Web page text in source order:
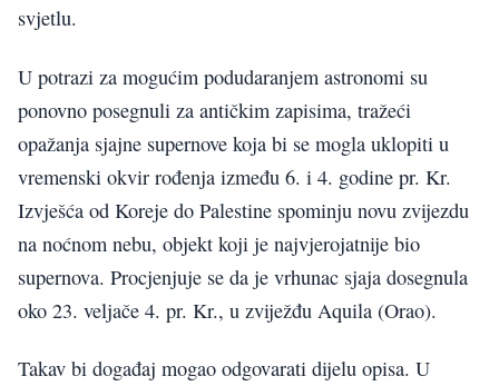
svjetlu.
U potrazi za mogućim podudaranjem astronomi su
ponovno posegnuli za antičkim zapisima, tražeći
opažanja sjajne supernove koja bi se mogla uklopiti u
vremenski okvir rođenja između 6. i 4. godine pr. Kr.
Izvješća od Koreje do Palestine spominju novu zvijezdu
na noćnom nebu, objekt koji je najvjerojatnije bio
supernova. Procjenjuje se da je vrhunac sjaja dosegnula
oko 23. veljače 4. pr. Kr., u zviježđu Aquila (Orao).
Takav bi događaj mogao odgovarati dijelu opisa. U